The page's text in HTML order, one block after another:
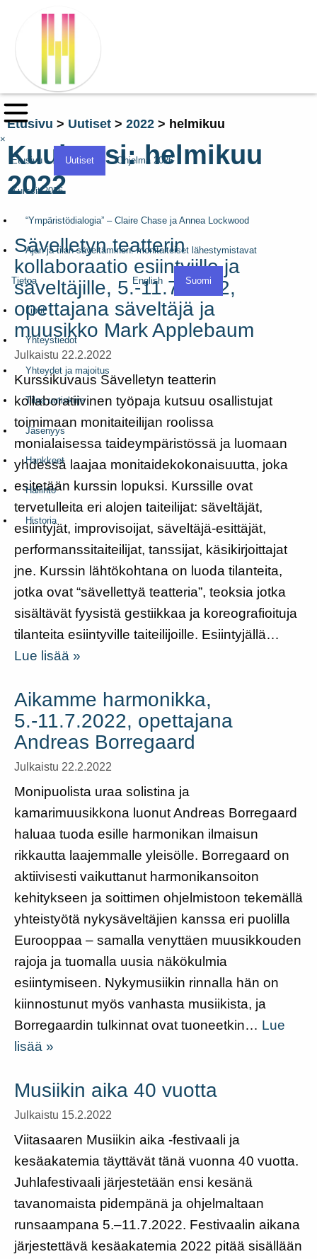
×
Etusivu Uutiset Ohjelma 2026
Kurssit 2026
“Ympäristödialogia” – Claire Chase ja Annea Lockwood
Ajan ja tilan säveltäminen: monitaiteiset lähestymistavat
Tietoa
Liput
Yhteystiedot
Yhteydet ja majoitus
Tilaa uutiskirje
Jäsenyys
Hankkeet
Hallinto
Historia
English Suomi
Etusivu > Uutiset > 2022 > helmikuu
Kuukausi:helmikuu
2022
Sävelletyn teatterin
kollaboraatio esiintyjille ja
säveltäjille, 5.-11.7.2022,
opettajana säveltäjä ja
muusikko Mark Applebaum
Julkaistu 22.2.2022
Kurssikuvaus Sävelletyn teatterin
kollaboratiivinen työpaja kutsuu osallistujat
toimimaan monitaiteilijan roolissa
monialaisessa taideympäristössä ja luomaan
yhdessä laajaa monitaidekokonaisuutta, joka
esitetään kurssin lopuksi. Kurssille ovat
tervetulleita eri alojen taiteilijat: säveltäjät,
esiintyjät, improvisoijat, säveltäjä-esittäjät,
performanssitaiteilijat, tanssijat, käsikirjoittajat
jne. Kurssin lähtökohtana on luoda tilanteita,
jotka ovat “sävellettyä teatteria”, teoksia jotka
sisältävät fyysistä gestiikkaa ja koreografioituja
tilanteita esiintyville taiteilijoille. Esiintyjällä…
Lue lisää »
Aikamme harmonikka,
5.-11.7.2022, opettajana
Andreas Borregaard
Julkaistu 22.2.2022
Monipuolista uraa solistina ja
kamarimuusikkona luonut Andreas Borregaard
haluaa tuoda esille harmonikan ilmaisun
rikkautta laajemmalle yleisölle. Borregaard on
aktiivisesti vaikuttanut harmonikansoiton
kehitykseen ja soittimen ohjelmistoon tekemällä
yhteistyötä nykysäveltäjien kanssa eri puolilla
Eurooppaa – samalla venyttäen muusikkouden
rajoja ja tuomalla uusia näkökulmia
esiintymiseen. Nykymusiikin rinnalla hän on
kiinnostunut myös vanhasta musiikista, ja
Borregaardin tulkinnat ovat tuoneetkin… Lue
lisää »
Musiikin aika 40 vuotta
Julkaistu 15.2.2022
Viitasaaren Musiikin aika -festivaali ja
kesäakatemia täyttävät tänä vuonna 40 vuotta.
Juhlafestivaali järjestetään ensi kesänä
tavanomaista pidempänä ja ohjelmaltaan
runsaampana 5.–11.7.2022. Festivaalin aikana
järjestettävä kesäakatemia 2022 pitää sisällään